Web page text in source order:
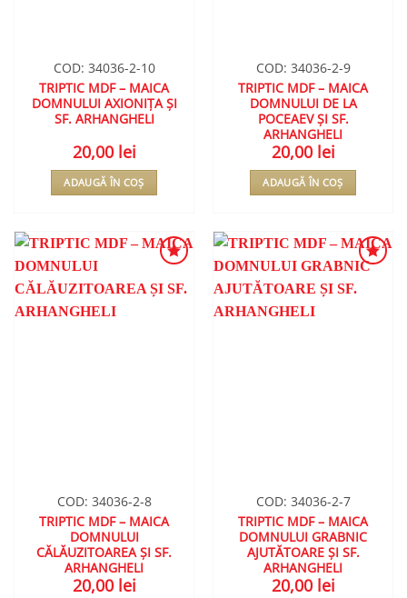
COD: 34036-2-10
TRIPTIC MDF – MAICA
DOMNULUI AXIONIȚA ȘI
SF. ARHANGHELI
20,00 lei
ADAUGĂ ÎN COȘ
COD: 34036-2-9
TRIPTIC MDF – MAICA
DOMNULUI DE LA
POCEAEV ȘI SF.
ARHANGHELI
20,00 lei
ADAUGĂ ÎN COȘ
ÎN
COD: 34036-2-8
TRIPTIC MDF – MAICA
DOMNULUI
CĂLĂUZITOAREA ȘI SF.
ARHANGHELI
20,00 lei
ÎN
COD: 34036-2-7
TRIPTIC MDF – MAICA
DOMNULUI GRABNIC
AJUTĂTOARE ȘI SF.
ARHANGHELI
20,00 lei